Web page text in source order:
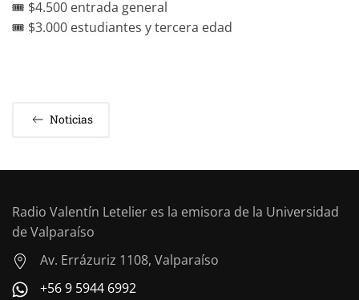
🎟️ $4.500 entrada general
🎟️ $3.000 estudiantes y tercera edad
Noticias
Radio Valentín Letelier es la emisora de la Universidad
de Valparaíso
Av. Errázuriz 1108, Valparaíso
+56 9 5944 6992